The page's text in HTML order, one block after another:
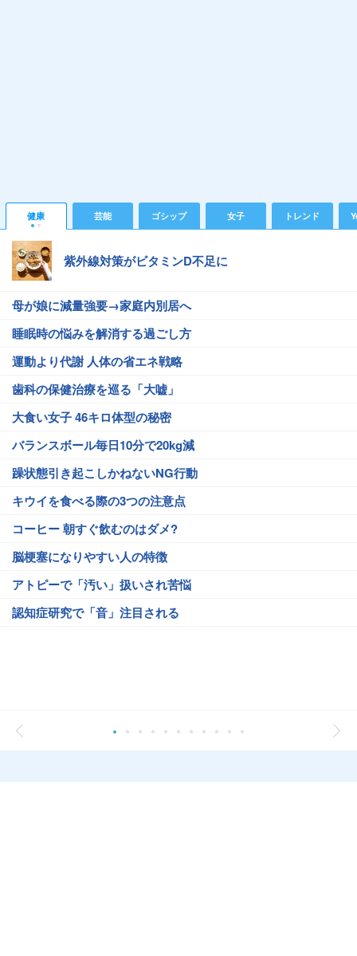
健康 芸能 ゴシップ 女子 トレンド
紫外線対策がビタミンD不足に
母が娘に減量強要→家庭内別居へ
睡眠時の悩みを解消する過ごし方
運動より代謝 人体の省エネ戦略
歯科の保健治療を巡る「大嘘」
大食い女子 46キロ体型の秘密
バランスボール毎日10分で20kg減
躁状態引き起こしかねないNG行動
キウイを食べる際の3つの注意点
コーヒー 朝すぐ飲むのはダメ?
脳梗塞になりやすい人の特徴
アトピーで「汚い」扱いされ苦悩
認知症研究で「音」注目される